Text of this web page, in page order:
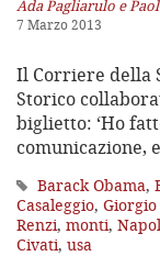
Ada Pagliarulo e
7 Marzo 2013
Il Corriere della
Storico
biglietto: ‘Ho
comunicazione,
Barack Obama,
Casaleggio,
Renzi, monti,
Civati, usa